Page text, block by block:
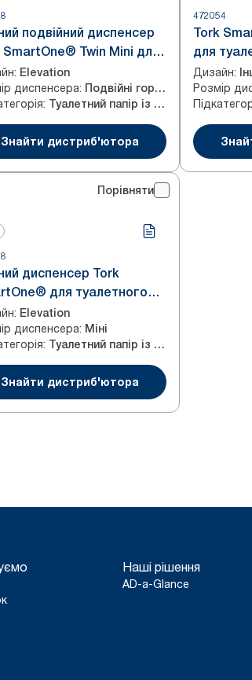
подвійний диспенсер
SmartOne® Twin Mini для
паперу в
: Elevation
диспенсера: Подвійні горизонтальні
: Туалетний папір із центральним витягуванням
Знайти дистриб'ютора
472054
Tork
для
рулонах
Дизайн:
Розмір
Порівняти
диспенсер Tork
для туалетного
в мінірулонах
: Elevation
диспенсера: Міні
: Туалетний папір із центральним витягуванням
Знайти дистриб'ютора
Наші рішення
AD-a-Glance